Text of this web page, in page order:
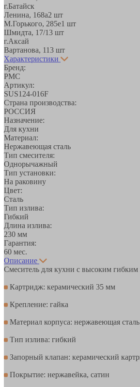
г.Батайск
Ленина, 168а2 шт
М.Горького, 285е1 шт
Шмидта, 17/13 шт
г.Аксай
Вартанова, 113 шт
Характеристики
Бренд:
РМС
Артикул:
SUS124-016F
Страна производства:
РОССИЯ
Назначение:
Для кухни
Материал:
Нержавеющая сталь
Тип смесителя:
Однорычажный
Тип установки:
На раковину
Цвет:
Сталь
Тип излива:
Гибкий
Длина излива:
230 мм
Гарантия:
60 мес.
Описание
Смеситель для кухни с высоким гибким
Картридж: керамический 35 мм
Крепление: гайка
Материал корпуса: нержавеющая сталь
Тип излива: гибкий
Запорный клапан: керамический
Покрытие: нержавейка, сатин